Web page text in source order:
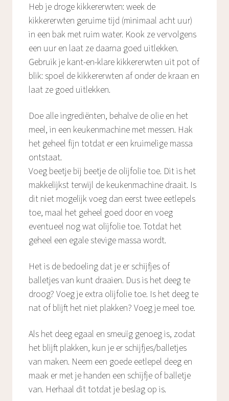
Heb je droge kikkererwten: week de
kikkererwten geruime tijd (minimaal acht uur)
in een bak met ruim water. Kook ze vervolgens
een uur en laat ze daarna goed uitlekken.
Gebruik je kant-en-klare kikkererwten uit pot of
blik: spoel de kikkererwten af onder de kraan en
laat ze goed uitlekken.
Doe alle ingrediënten, behalve de olie en het
meel, in een keukenmachine met messen. Hak
het geheel fijn totdat er een kruimelige massa
ontstaat.
Voeg beetje bij beetje de olijfolie toe. Dit is het
makkelijkst terwijl de keukenmachine draait. Is
dit niet mogelijk voeg dan eerst twee eetlepels
toe, maal het geheel goed door en voeg
eventueel nog wat olijfolie toe. Totdat het
geheel een egale stevige massa wordt.
Het is de bedoeling dat je er schijfjes of
balletjes van kunt draaien. Dus is het deeg te
droog? Voeg je extra olijfolie toe. Is het deeg te
nat of blijft het niet plakken? Voeg je meel toe.
Als het deeg egaal en smeuïg genoeg is, zodat
het blijft plakken, kun je er schijfjes/balletjes
van maken. Neem een goede eetlepel deeg en
maak er met je handen een schijfje of balletje
van. Herhaal dit totdat je beslag op is.